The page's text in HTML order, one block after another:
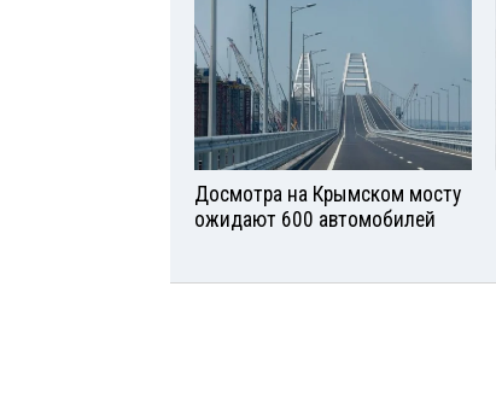
Досмотра на Крымском мосту
ожидают 600 автомобилей